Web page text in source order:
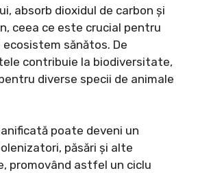
absorb dioxidul de carbon și
ceea ce este crucial pentru
sănătos. De
contribuie la biodiversitate,
diverse specii de animale
poate deveni un
păsări și alte
promovând astfel un ciclu